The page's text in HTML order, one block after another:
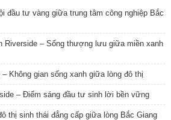
đầu tư vàng giữa trung tâm công nghiệp Bắc
Riverside – Sống thượng lưu giữa miền xanh
Không gian sống xanh giữa lòng đô thị
– Điểm sáng đầu tư sinh lời bền vững
thị sinh thái đẳng cấp giữa lòng Bắc Giang